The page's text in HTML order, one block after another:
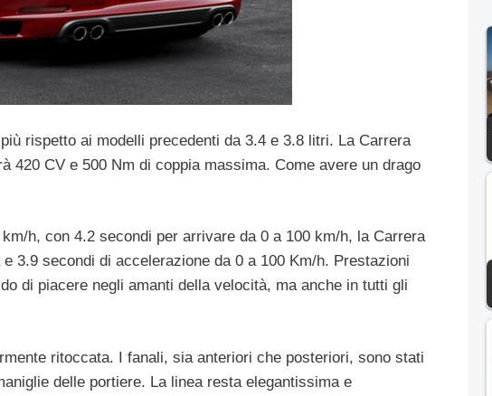
rispetto ai modelli precedenti da 3.4 e 3.8 litri. La Carrera
420 CV e 500 Nm di coppia massima. Come avere un drago
h, con 4.2 secondi per arrivare da 0 a 100 km/h, la Carrera
3.9 secondi di accelerazione da 0 a 100 Km/h. Prestazioni
di piacere negli amanti della velocità, ma anche in tutti gli
ritoccata. I fanali, sia anteriori che posteriori, sono stati
delle portiere. La linea resta elegantissima e